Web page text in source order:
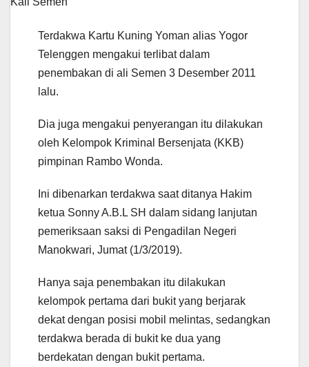
Terdakwa Kartu Kuning Yoman alias Yogor
Telenggen mengakui terlibat dalam
penembakan di ali Semen 3 Desember 2011
lalu.
Dia juga mengakui penyerangan itu dilakukan
oleh Kelompok Kriminal Bersenjata (KKB)
pimpinan Rambo Wonda.
Ini dibenarkan terdakwa saat ditanya Hakim
ketua Sonny A.B.L SH dalam sidang lanjutan
pemeriksaan saksi di Pengadilan Negeri
Manokwari, Jumat (1/3/2019).
Hanya saja penembakan itu dilakukan
kelompok pertama dari bukit yang berjarak
dekat dengan posisi mobil melintas, sedangkan
terdakwa berada di bukit ke dua yang
berdekatan dengan bukit pertama.